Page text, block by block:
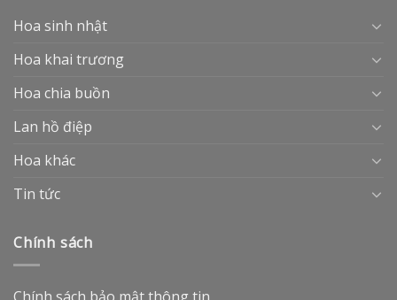
Hoa sinh nhật
Hoa khai trương
Hoa chia buồn
Lan hồ điệp
Hoa khác
Tin tức
Chính sách
Chính sách bảo mật thông tin